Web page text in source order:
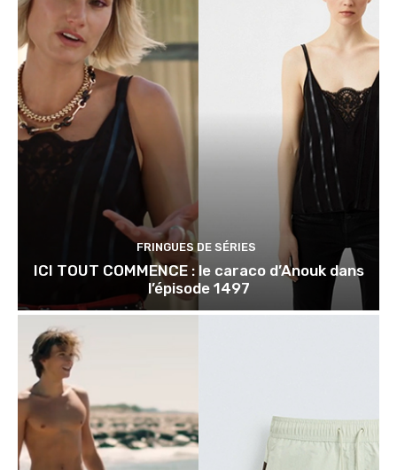
FRINGUES DE SÉRIES
ICI TOUT COMMENCE : le caraco d’Anouk dans
l’épisode 1497